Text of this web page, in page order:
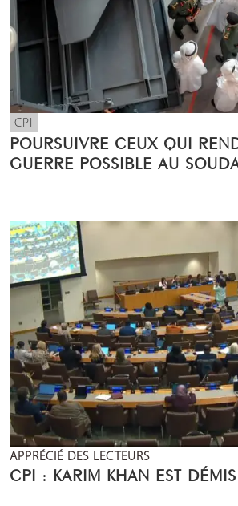
CPI
POURSUIVRE CEUX QUI
GUERRE POSSIBLE AU
APPRÉCIÉ DES LECTEURS
CPI : KARIM KHAN EST